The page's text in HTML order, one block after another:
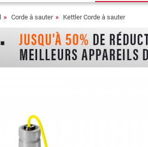
Corde à sauter Kettler Corde à sauter